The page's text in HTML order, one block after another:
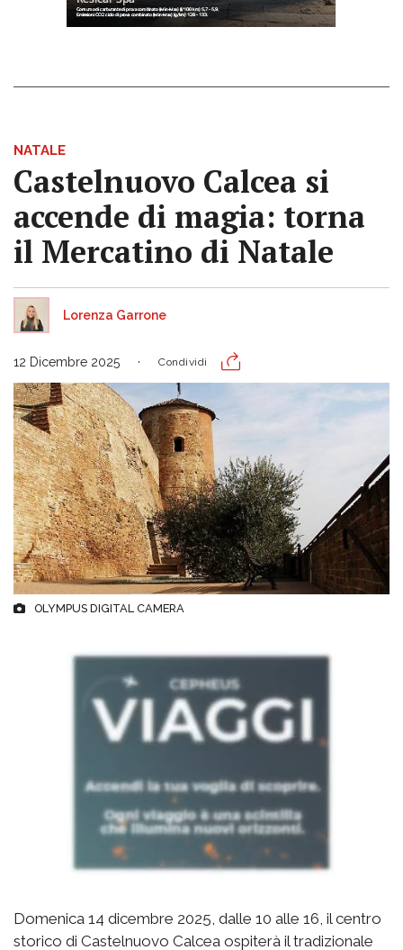
NATALE
Castelnuovo Calcea si
accende di magia: torna
il Mercatino di Natale
Lorenza Garrone
12 Dicembre 2025 Condividi
OLYMPUS DIGITAL CAMERA
Domenica 14 dicembre 2025, dalle 10 alle 16, il centro
storico di Castelnuovo Calcea ospiterà il tradizionale